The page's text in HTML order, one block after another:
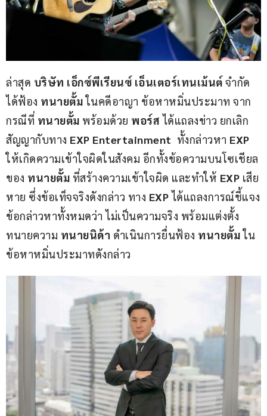
ล่าสุด บริษัท เอ็กซ์พีเรียนซ์ เอ็นเตอร์เทนเม้นต์ จำกัด
ได้ฟ้อง ทนายตั้ม ในคดีอาญา ข้อหาหมิ่นประมาท จาก
กรณีที่ ทนายตั้ม พร้อมด้วย พอร์ส ได้แถลงข่าว ยกเลิก
สัญญากับทาง EXP Entertainment ทั้งกล่าวหา EXP
ให้เกิดความเข้าใจผิดในสังคม อีกทั้งข้อความบนโซเชียล
ของ ทนายตั้ม ที่สร้างความเข้าใจผิด และทำให้ EXP เสีย
หาย ซึ่งข้อเท็จจริงดังกล่าว ทาง EXP ได้แถลงการณ์ชี้แจง
ข้อกล่าวหาทั้งหมดว่า ไม่เป็นความจริง พร้อมแต่งตั้ง
ทนายความ ทนายนิด้า ดำเนินการยื่นฟ้อง ทนายตั้ม ใน
ข้อหาหมิ่นประมาทดังกล่าว